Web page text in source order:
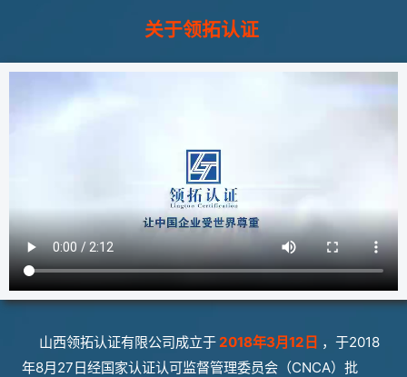
关于领拓认证
山西领拓认证有限公司成立于 2018年3月12日 ，于2018
年8月27日经国家认证认可监督管理委员会（CNCA）批